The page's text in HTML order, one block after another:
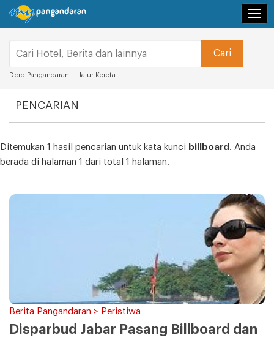
Dprd Pangandaran Jalur Kereta
PENCARIAN
Ditemukan 1 hasil pencarian untuk kata kunci billboard . Anda
berada di halaman 1 dari total 1 halaman.
Berita Pangandaran > Peristiwa
Disparbud Jabar Pasang Billboard dan